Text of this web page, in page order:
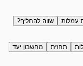
עמלות שווה להחליף?
תחזית
מחשבון יעד